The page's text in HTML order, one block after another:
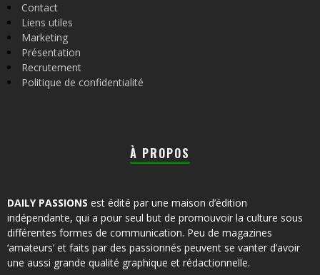
Contact
Liens utiles
Marketing
Présentation
Recrutement
Politique de confidentialité
À PROPOS
DAILY PASSIONS est édité par une maison d’édition
indépendante, qui a pour seul but de promouvoir la culture sous
différentes formes de communication. Peu de magazines
‘amateurs’ et faits par des passionnés peuvent se vanter d’avoir
une aussi grande qualité graphique et rédactionnelle.